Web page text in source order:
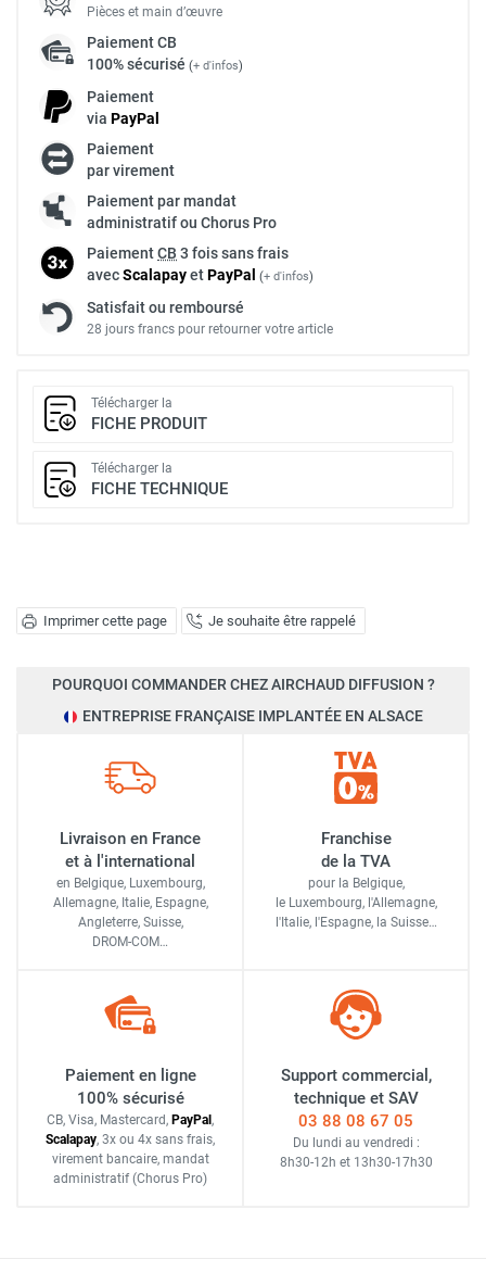
Imprimer cette page Je souhaite être rappelé
Pièces et main d’œuvre
PaiementCB
100% sécurisé (+ d'infos)
Paiement
via PayPal
Paiement
par virement
Paiement par mandat
administratif ou Chorus Pro
PaiementCB 3 fois sans frais
avecScalapayetPayPal (+ d'infos)
Satisfait ou remboursé
28 jours francs pour retourner votre article
Télécharger la
FICHE PRODUIT
Télécharger la
FICHE TECHNIQUE
POURQUOI COMMANDER CHEZ AIRCHAUD DIFFUSION ?
ENTREPRISE FRANÇAISE IMPLANTÉE EN ALSACE
Livraison en France
et à l'international
en Belgique, Luxembourg,
Allemagne, Italie, Espagne,
Angleterre, Suisse,
DROM-COM…
Franchise
de la TVA
pour la Belgique,
le Luxembourg, l'Allemagne,
l'Italie, l'Espagne, la Suisse…
Paiement en ligne
100% sécurisé
CB, Visa, Mastercard, PayPal ,
Scalapay, 3x ou 4x sans frais,
virement bancaire, mandat
administratif (Chorus Pro)
Support commercial,
technique et SAV
03 88 08 67 05
Du lundi au vendredi :
8h30-12h et 13h30-17h30